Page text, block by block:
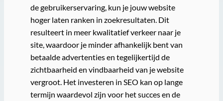
de gebruikerservaring, kun je jouw website
hoger laten ranken in zoekresultaten. Dit
resulteert in meer kwalitatief verkeer naar je
site, waardoor je minder afhankelijk bent van
betaalde advertenties en tegelijkertijd de
zichtbaarheid en vindbaarheid van je website
vergroot. Het investeren in SEO kan op lange
termijn waardevol zijn voor het succes en de